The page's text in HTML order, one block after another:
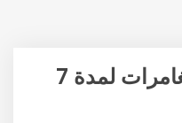
جولة في تسمانيا للمغامرات لمدة 7